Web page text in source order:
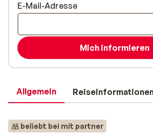
Allgemein
beliebt bei mit partner
E-Mail-Adresse
Mich informieren